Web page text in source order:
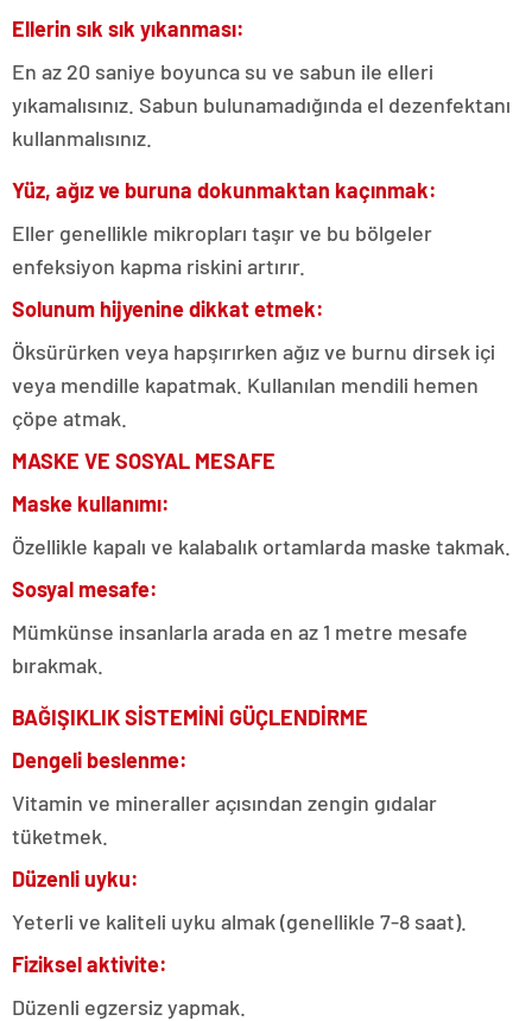
Ellerin sık sık yıkanması:
En az 20 saniye boyunca su ve sabun ile elleri
yıkamalısınız. Sabun bulunamadığında el dezenfektanı
kullanmalısınız.
Yüz, ağız ve buruna dokunmaktan kaçınmak:
Eller genellikle mikropları taşır ve bu bölgeler
enfeksiyon kapma riskini artırır.
Solunum hijyenine dikkat etmek:
Öksürürken veya hapşırırken ağız ve burnu dirsek içi
veya mendille kapatmak. Kullanılan mendili hemen
çöpe atmak.
MASKE VE SOSYAL MESAFE
Maske kullanımı:
Özellikle kapalı ve kalabalık ortamlarda maske takmak.
Sosyal mesafe:
Mümkünse insanlarla arada en az 1 metre mesafe
bırakmak.
BAĞIŞIKLIK SİSTEMİNİ GÜÇLENDİRME
Dengeli beslenme:
Vitamin ve mineraller açısından zengin gıdalar
tüketmek.
Düzenli uyku:
Yeterli ve kaliteli uyku almak (genellikle 7-8 saat).
Fiziksel aktivite:
Düzenli egzersiz yapmak.